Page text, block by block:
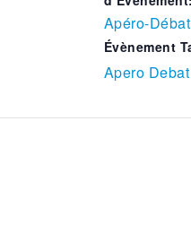
Apéro-Débat
Évènement
Apero Debat